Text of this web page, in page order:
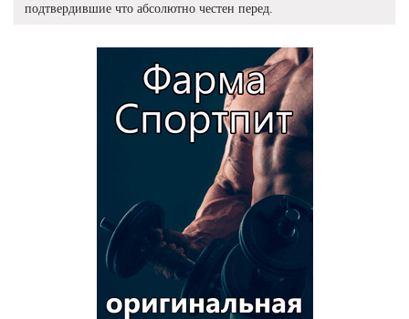
подтвердившие что абсолютно честен перед.